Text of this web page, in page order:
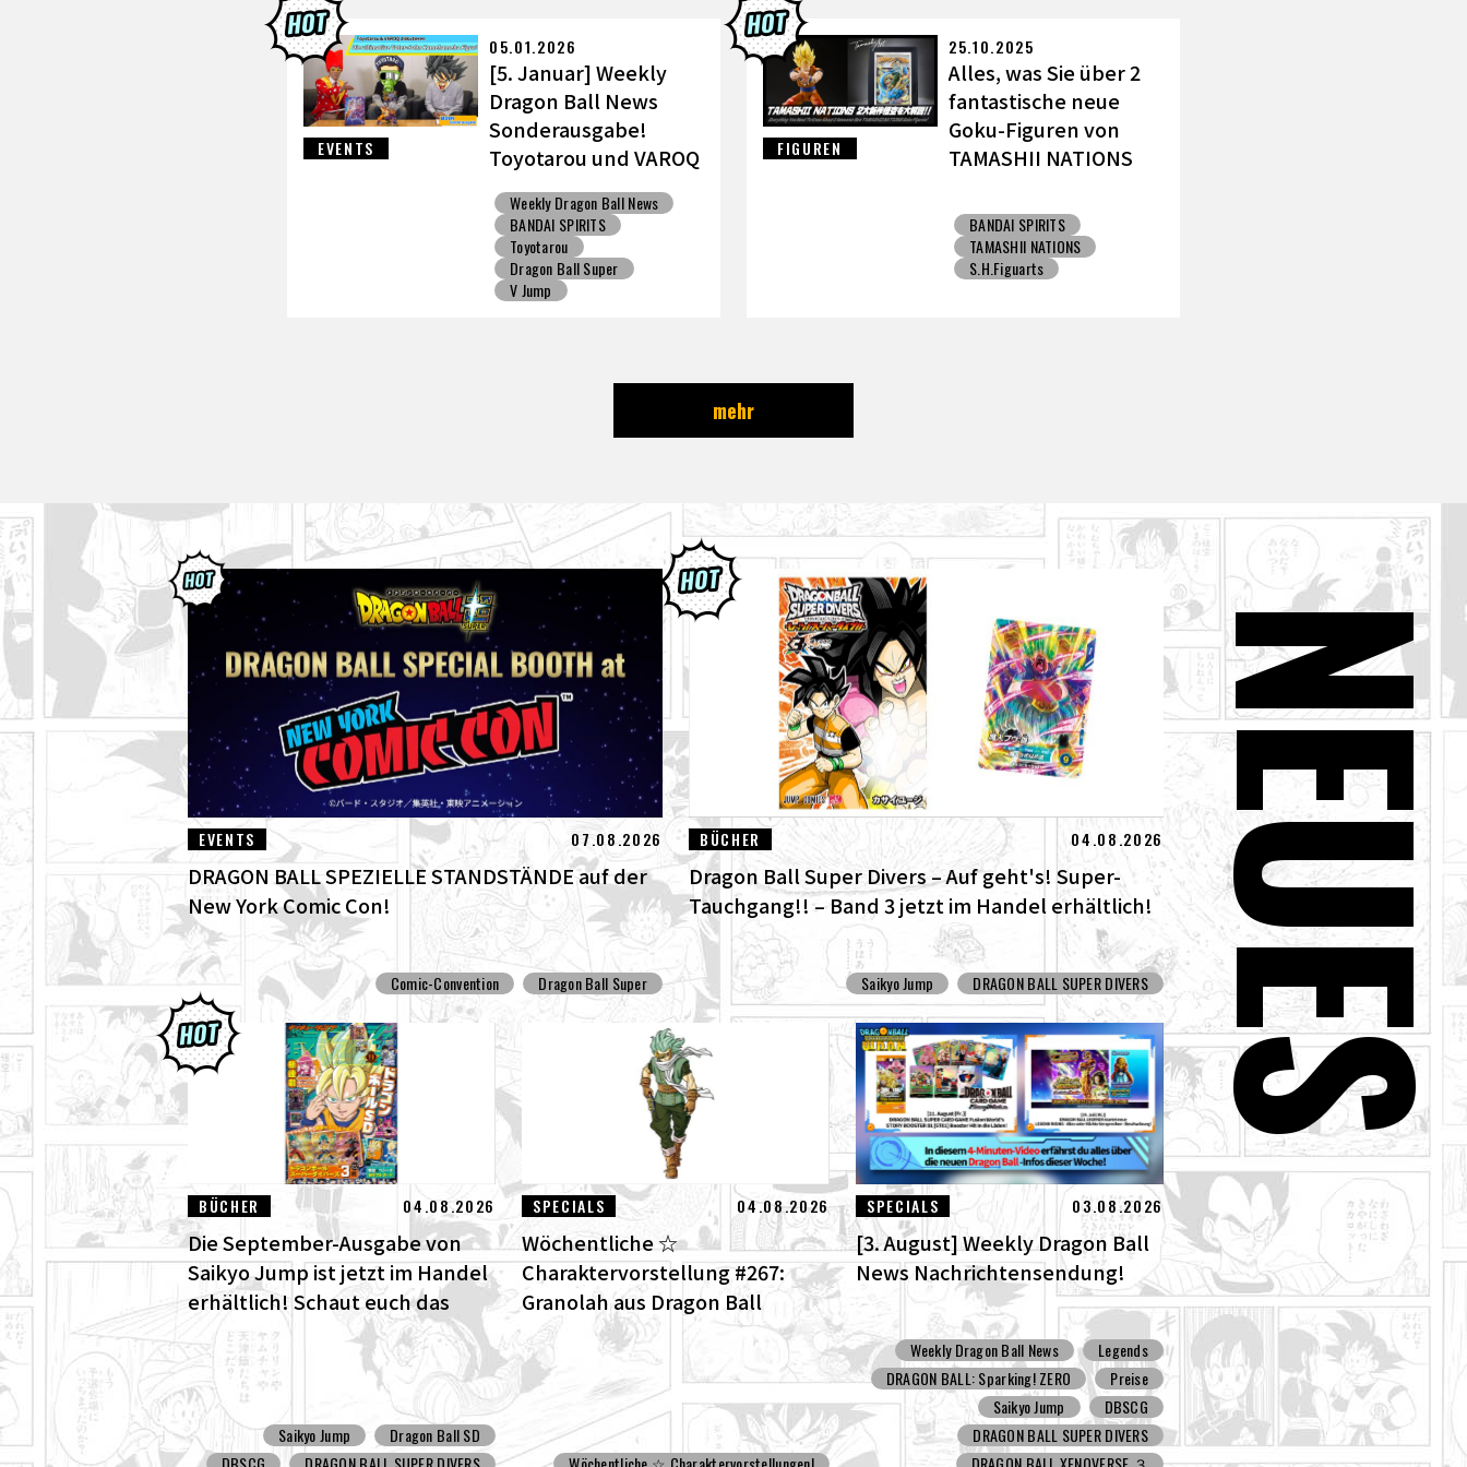
BANDAI
EVENTS
05.01.2026
[5. Januar] Weekly
Dragon Ball News
Sonderausgabe!
Toyotarou und VAROQ
diskutieren die
ultimative Vater-Sohn
Kamehameha Figur!
Weekly Dragon Ball News
BANDAI SPIRITS
Toyotarou
Dragon Ball Super
V Jump
FIGUREN
25.10.2025
Alles, was Sie über 2
fantastische neue
Goku-Figuren von
TAMASHII NATIONS
BANDAI SPIRITS
TAMASHII NATIONS
S.H.Figuarts
mehr
EVENTS 07.08.2026
DRAGON BALL SPEZIELLE STANDSTÄNDE auf der
New York Comic Con!
Comic-Convention Dragon Ball Super
BÜCHER 04.08.2026
Dragon Ball Super Divers – Auf geht's! Super-
Tauchgang!! – Band 3 jetzt im Handel erhältlich!
Saikyo Jump DRAGON BALL SUPER DIVERS
BÜCHER 04.08.2026
Die September-Ausgabe von
Saikyo Jump ist jetzt im Handel
erhältlich! Schaut euch das
fantastische Dragon Ball SD
Cover und all die tollen
Bonusinhalte an!
Saikyo Jump
Dragon Ball SD
SPECIALS 04.08.2026
Wöchentliche ☆
Charaktervorstellung #267:
Granolah aus Dragon Ball
Super!
SPECIALS 03.08.2026
[3. August] Weekly Dragon Ball
News Nachrichtensendung!
Weekly Dragon Ball News
Legends
DRAGON BALL: Sparking! ZERO
Preise
Saikyo Jump
DBSCG
DRAGON BALL SUPER DIVERS